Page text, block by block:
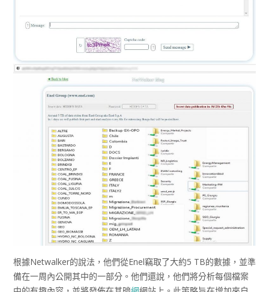
根據Netwalker的說法，他們從Enel竊取了大約5 TB的數據，並準
備在一周內公開其中的一部分。他們還說，他們將分析每個檔案